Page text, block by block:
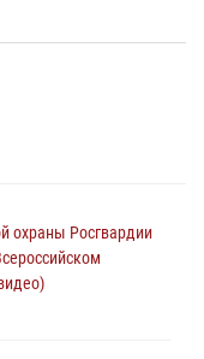
охраны Росгвардии